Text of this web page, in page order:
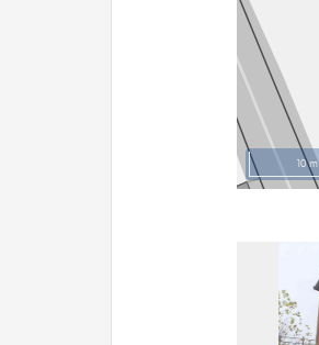
10 m